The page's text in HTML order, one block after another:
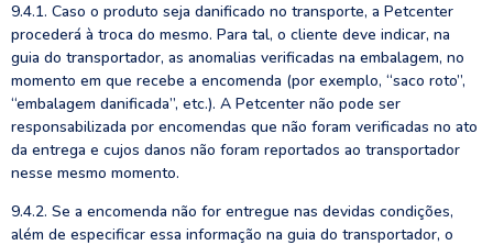
9.4.1. Caso o produto seja danificado no transporte, a Petcenter
procederá à troca do mesmo. Para tal, o cliente deve indicar, na
guia do transportador, as anomalias verificadas na embalagem, no
momento em que recebe a encomenda (por exemplo, “saco roto”,
“embalagem danificada”, etc.). A Petcenter não pode ser
responsabilizada por encomendas que não foram verificadas no ato
da entrega e cujos danos não foram reportados ao transportador
nesse mesmo momento.
9.4.2. Se a encomenda não for entregue nas devidas condições,
além de especificar essa informação na guia do transportador, o